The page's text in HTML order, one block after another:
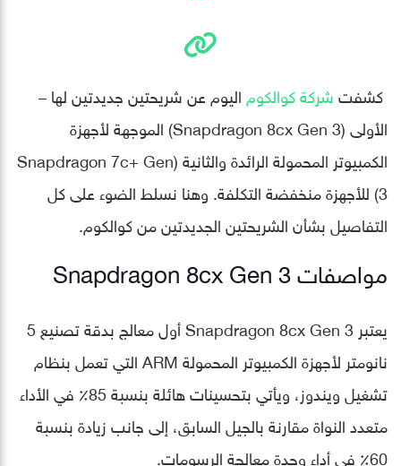
كشفتشركة كوالكوم اليوم عن شريحتين جديدتين لها –
الأولى (Snapdragon 8cx Gen 3) الموجهة لأجهزة
الكمبيوتر المحمولة الرائدة والثانية (Snapdragon 7c+ Gen
3) للأجهزة منخفضة التكلفة. وهنا نسلط الضوء على كل
التفاصيل بشأن الشريحتين الجديدتين من كوالكوم.
مواصفات Snapdragon 8cx Gen 3
يعتبر Snapdragon 8cx Gen 3 أول معالج بدقة تصنيع 5
نانومتر لأجهزة الكمبيوتر المحمولة ARM التي تعمل بنظام
تشغيل ويندوز، ويأتي بتحسينات هائلة بنسبة 85٪ في الأداء
متعدد النواة مقارنة بالجيل السابق، إلى جانب زيادة بنسبة
60٪ في أداء وحدة معالجة الرسومات.